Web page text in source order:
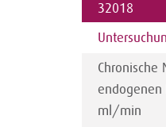
32018
endogenen
ml/min